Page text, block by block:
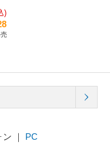
)
｜ PC